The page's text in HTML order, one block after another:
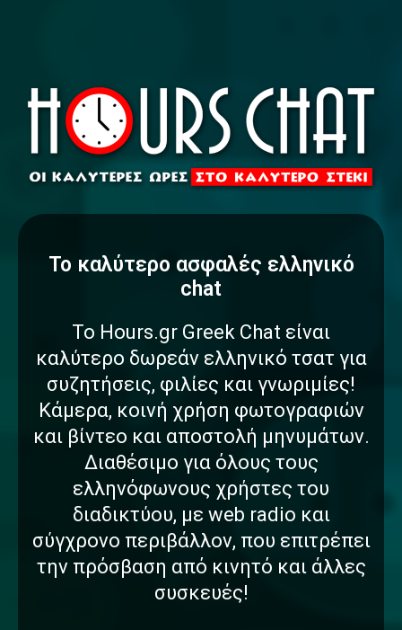
To καλύτερο ασφαλές ελληνικό
chat
Το Hours.gr Greek Chat είναι
καλύτερο δωρεάν ελληνικό τσατ για
συζητήσεις, φιλίες και γνωριμίες!
Κάμερα, κοινή χρήση φωτογραφιών
και βίντεο και αποστολή μηνυμάτων.
Διαθέσιμο για όλους τους
ελληνόφωνους χρήστες του
διαδικτύου, με web radio και
σύγχρονο περιβάλλον, που επιτρέπει
την πρόσβαση από κινητό και άλλες
συσκευές!